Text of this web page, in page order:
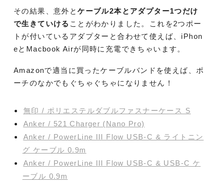
その結果、意外とケーブル2本とアダプター1つだけ
で生きていける ことがわかりました。これを2つポー
トが付いているアダプターと合わせて使えば、iPhon
eとMacbook Airが同時に充電できちゃいます。
Amazonで適当に買ったケーブルバンドを使えば、ポ
ーチのなかでもぐちゃぐちゃになりません！
無印 / ポリエステルダブルファスナーケース S
Anker / 521 Charger (Nano Pro)
Anker / PowerLine III Flow USB-C & ライトニン
グ ケーブル 0.9m
Anker / PowerLine III Flow USB-C & USB-C ケ
ーブル 0.9m